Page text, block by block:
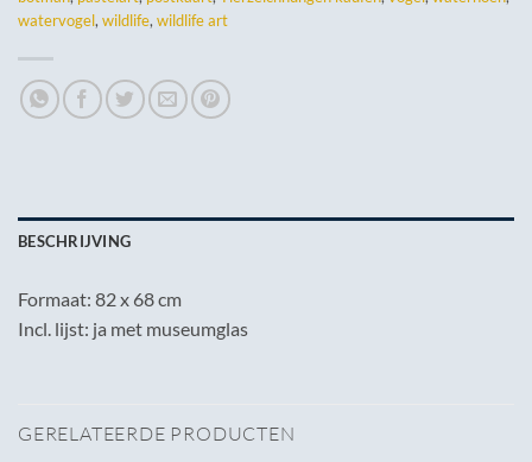
watervogel, wildlife, wildlife art
BESCHRIJVING
Formaat: 82 x 68 cm
Incl. lijst: ja met museumglas
GERELATEERDE PRODUCTEN